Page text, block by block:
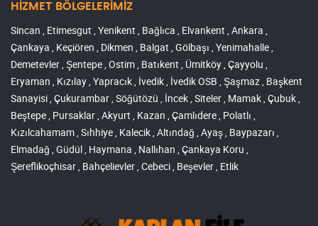
HİZMET BÖLGELERİMİZ
Sincan , Etimesgut , Yenikent , Bağlıca , Elvankent , Ankara ,
Çankaya , Keçiören , Dikmen , Balgat , Gölbaşı , Yenimahalle ,
Demetevler , Şentepe , Ostim , Batıkent , Ümitköy , Çayyolu ,
Eryaman , Kızılay , Yapracık , İvedik , İvedik OSB , Şaşmaz , Başkent
Sanayisi , Çukurambar , Söğütözü , İncek , Siteler , Mamak , Çubuk ,
Beştepe , Pursaklar , Akyurt , Kazan , Çamlıdere , Polatlı ,
Kızılcahamam , Sıhhiye , Kalecik , Altındağ , Ayaş , Baypazarı ,
Elmadağ , Güdül , Haymana , Nallıhan , Çankaya Koru ,
Şereflikoçhisar , Bahçelievler , Cebeci , Beşevler , Etlik